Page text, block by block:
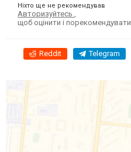
Ніхто ще не рекомендував
Авторизуйтесь
щоб оцінити і порекомендувати
Reddit Telegram